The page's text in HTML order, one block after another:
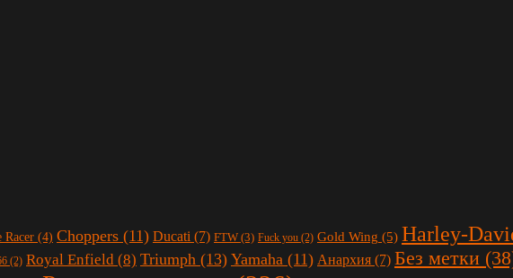
Racer (4) Choppers (11) Ducati (7) FTW (3) Fuck you (2) Gold Wing (5) Harley-
(2) Royal Enfield (8) Triumph (13) Yamaha (11) Анархия (7) Без метки